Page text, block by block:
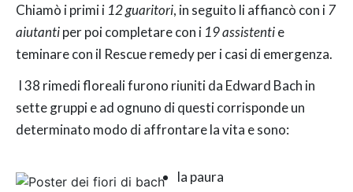
Chiamò i primi i 12 guaritori, in seguito li affiancò con i7
aiutantiper poi completare con i 19 assistentie
teminare con il Rescue remedy per i casi di emergenza.
I 38 rimedi floreali furono riuniti da Edward Bach in
sette gruppi e ad ognuno di questi corrisponde un
determinato modo di affrontare la vita e sono:
la paura